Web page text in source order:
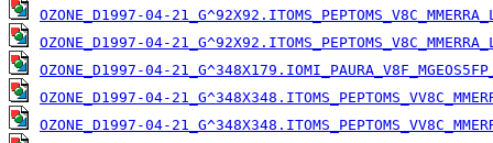
OZONE_D1997-04-
OZONE_D1997-04-
OZONE_D1997-04-
OZONE_D1997-04-
OZONE_D1997-04-